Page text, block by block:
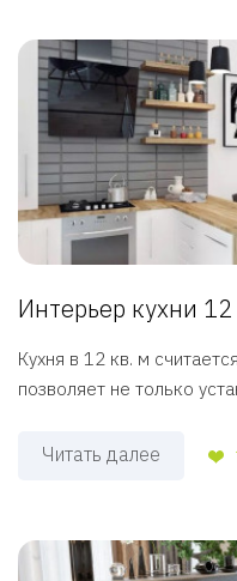
Интерьер кухни
Кухня в 12 кв. м
позволяет не только
Читать далее